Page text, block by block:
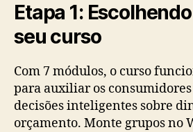
Etapa 1:
seu curso
Com 7 módulos, o curso
para auxiliar os
decisões inteligentes sobre
orçamento. Monte grupos no